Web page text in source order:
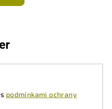
podmínkami ochrany